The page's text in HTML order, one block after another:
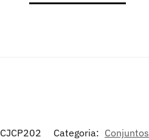
CJCP202 Categoria: Conjuntos